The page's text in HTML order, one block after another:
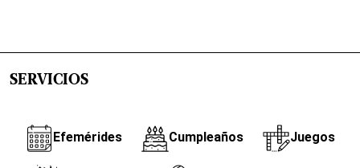
SERVICIOS
Efemérides Cumpleaños Juegos